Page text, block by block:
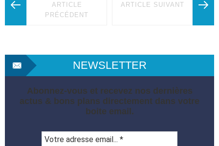
ARTICLE
PRÉCÉDENT
ARTICLE SUIVANT
NEWSLETTER
Abonnez-vous et recevez nos dernières
actus & bons plans directement dans votre
boite email.